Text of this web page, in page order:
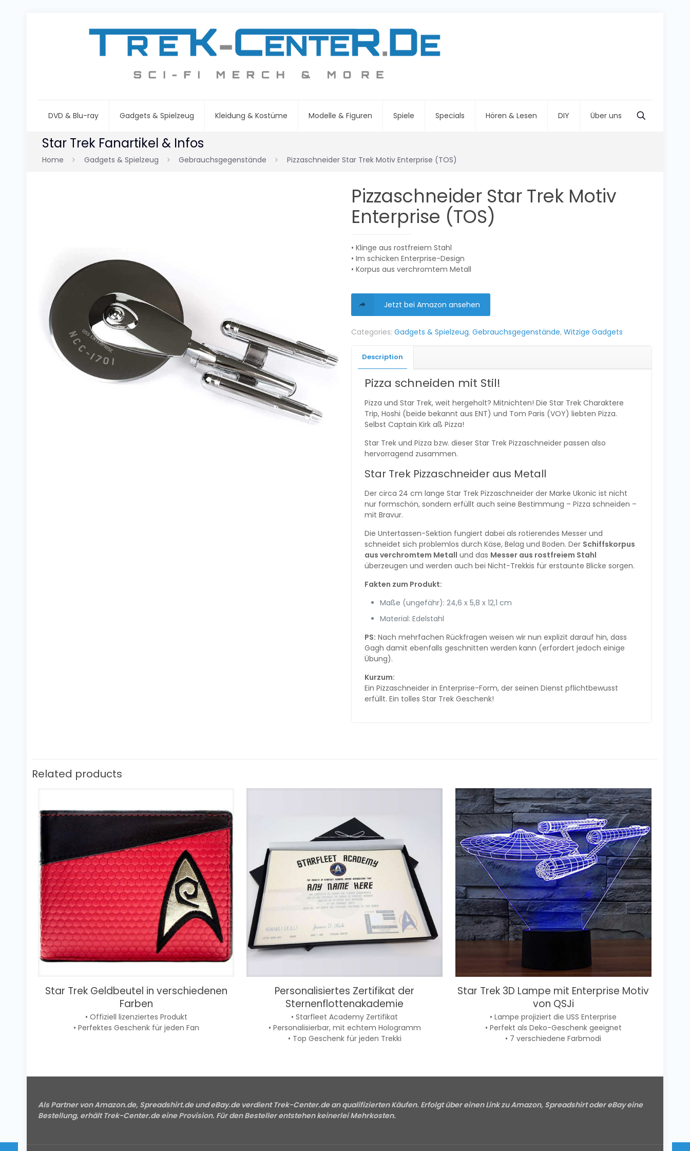
DVD & Blu-ray Gadgets & Spielzeug Kleidung & Kostüme Modelle & Figuren Spiele Specials Hören & Lesen DIY Über uns
Star Trek Fanartikel & Infos
Home Gadgets & Spielzeug Gebrauchsgegenstände Pizzaschneider Star Trek Motiv Enterprise (TOS)
Pizzaschneider Star Trek Motiv
Enterprise (TOS)
• Klinge aus rostfreiem Stahl
• Im schicken Enterprise-Design
• Korpus aus verchromtem Metall
Jetzt bei Amazon ansehen
Categories: Gadgets & Spielzeug, Gebrauchsgegenstände, Witzige Gadgets
Description
Pizza schneiden mit Stil!
Pizza und Star Trek, weit hergeholt? Mitnichten! Die Star Trek Charaktere
Trip, Hoshi (beide bekannt aus ENT) und Tom Paris (VOY) liebten Pizza.
Selbst Captain Kirk aß Pizza!
Star Trek und Pizza bzw. dieser Star Trek Pizzaschneider passen also
hervorragend zusammen.
Star Trek Pizzaschneider aus Metall
Der circa 24 cm lange Star Trek Pizzaschneider der Marke Ukonic ist nicht
nur formschön, sondern erfüllt auch seine Bestimmung – Pizza schneiden –
mit Bravur.
Die Untertassen-Sektion fungiert dabei als rotierendes Messer und
schneidet sich problemlos durch Käse, Belag und Boden. Der Schiffskorpus
aus verchromtem Metall und das Messer aus rostfreiem Stahl
überzeugen und werden auch bei Nicht-Trekkis für erstaunte Blicke sorgen.
Fakten zum Produkt:
Maße (ungefähr): 24,6 x 5,8 x 12,1 cm
Material: Edelstahl
PS: Nach mehrfachen Rückfragen weisen wir nun explizit darauf hin, dass
Gagh damit ebenfalls geschnitten werden kann (erfordert jedoch einige
Übung).
Kurzum:
Ein Pizzaschneider in Enterprise-Form, der seinen Dienst pflichtbewusst
erfüllt. Ein tolles Star Trek Geschenk!
Related products
Star Trek Geldbeutel in verschiedenen
Farben
• Offiziell lizenziertes Produkt
• Perfektes Geschenk für jeden Fan
Personalisiertes Zertifikat der
Sternenflottenakademie
• Starfleet Academy Zertifikat
• Personalisierbar, mit echtem Hologramm
• Top Geschenk für jeden Trekki
Star Trek 3D Lampe mit Enterprise Motiv
von QSJi
• Lampe projiziert die USS Enterprise
• Perfekt als Deko-Geschenk geeignet
• 7 verschiedene Farbmodi
Als Partner von Amazon.de, Spreadshirt.de und eBay.de verdient Trek-Center.de an qualifizierten Käufen. Erfolgt über einen Link zu Amazon, Spreadshirt oder eBay eine
Bestellung, erhält Trek-Center.de eine Provision. Für den Besteller entstehen keinerlei Mehrkosten.